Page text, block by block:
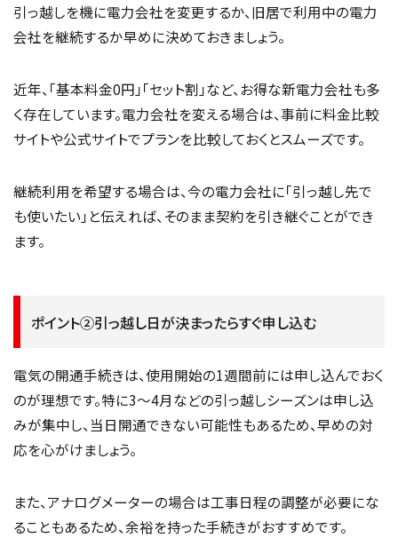
引っ越しを機に電力会社を変更するか、旧居で利用中の電力
会社を継続するか早めに決めておきましょう。
近年、「基本料金0円」「セット割」など、お得な新電力会社も多
く存在しています。電力会社を変える場合は、事前に料金比較
サイトや公式サイトでプランを比較しておくとスムーズです。
継続利用を希望する場合は、今の電力会社に「引っ越し先で
も使いたい」と伝えれば、そのまま契約を引き継ぐことができ
ます。
ポイント②引っ越し日が決まったらすぐ申し込む
電気の開通手続きは、使用開始の1週間前には申し込んでおく
のが理想です。特に3〜4月などの引っ越しシーズンは申し込
みが集中し、当日開通できない可能性もあるため、早めの対
応を心がけましょう。
また、アナログメーターの場合は工事日程の調整が必要にな
ることもあるため、余裕を持った手続きがおすすめです。